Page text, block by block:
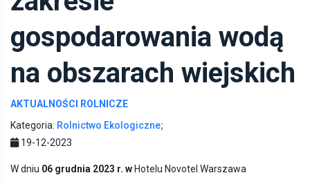
gospodarowania wodą
na obszarach wiejskich
AKTUALNOŚCI ROLNICZE
Kategoria: Rolnictwo Ekologiczne;
19-12-2023
W dniu 06 grudnia 2023 r. w Hotelu Novotel Warszawa